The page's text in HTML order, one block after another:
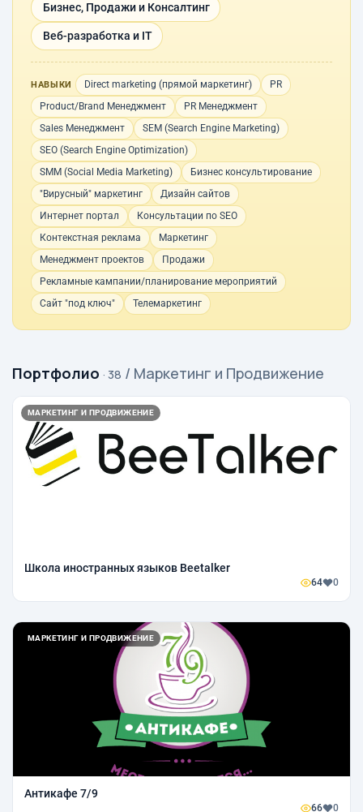
Бизнес, Продажи и Консалтинг
Веб-разработка и IT
НАВЫКИ Direct marketing (прямой маркетинг)
PR
Product/Brand Менеджмент
PR Менеджмент
Sales Менеджмент
SEM (Search Engine Marketing)
SEO (Search Engine Optimization)
SMM (Social Media Marketing)
Бизнес консультирование
"Вирусный" маркетинг
Дизайн сайтов
Интернет портал
Консультации по SEO
Контекстная реклама
Маркетинг
Менеджмент проектов
Продажи
Рекламные кампании/планирование мероприятий
Сайт "под ключ"
Телемаркетинг
Портфолио · 38 / Маркетинг и Продвижение
МАРКЕТИНГ И ПРОДВИЖЕНИЕ
Школа иностранных языков Beetalker
64 0
МАРКЕТИНГ И ПРОДВИЖЕНИЕ
Антикафе 7/9
66 0